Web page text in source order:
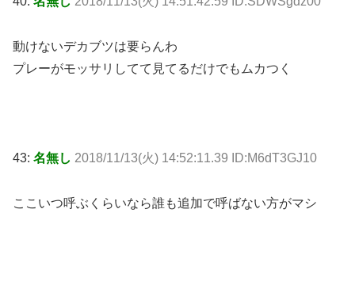
動けないデカブツは要らんわ
プレーがモッサリしてて見てるだけでもムカつく
43: 名無し 2018/11/13(火) 14:52:11.39 ID:M6dT3GJ10
ここいつ呼ぶくらいなら誰も追加で呼ばない方がマシ